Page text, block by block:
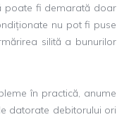
poate fi demarată doar
nu pot fi puse
silită a bunurilor
în practică, anume
datorate debitorului ori